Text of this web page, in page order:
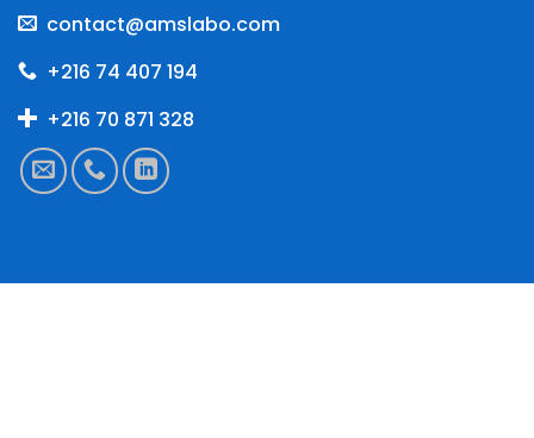
contact@amslabo.com
+216 74 407 194
+216 70 871 328